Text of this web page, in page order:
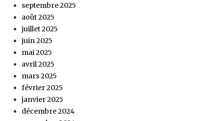
septembre 2025
août 2025
juillet 2025
juin 2025
mai 2025
avril 2025
mars 2025
février 2025
janvier 2025
décembre 2024